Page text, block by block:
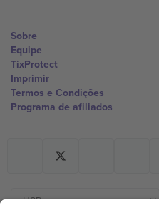
Sobre
Equipe
TixProtect
Imprimir
Termos e Condições
Programa de afiliados